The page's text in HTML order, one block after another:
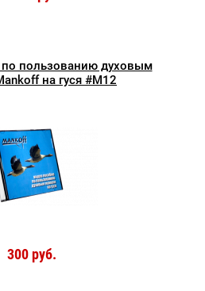
по пользованию духовым
на гуся #М12
300 руб.